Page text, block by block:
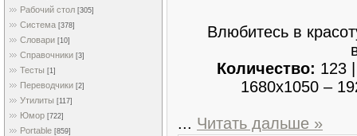
Рабочий стол [305]
Система [378]
Словари [10]
Справочники [3]
Тесты [1]
Переводчики [2]
Утилиты [117]
Юмор [722]
Portable [859]
Влюбитесь в
Количество: 123
1680x1050 –
... Читать дальше »